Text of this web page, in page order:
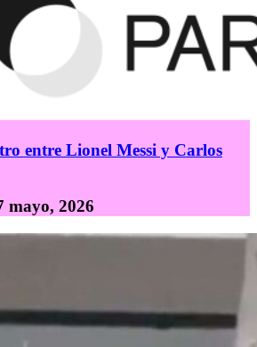
entre Lionel Messi y Carlos
mayo, 2026